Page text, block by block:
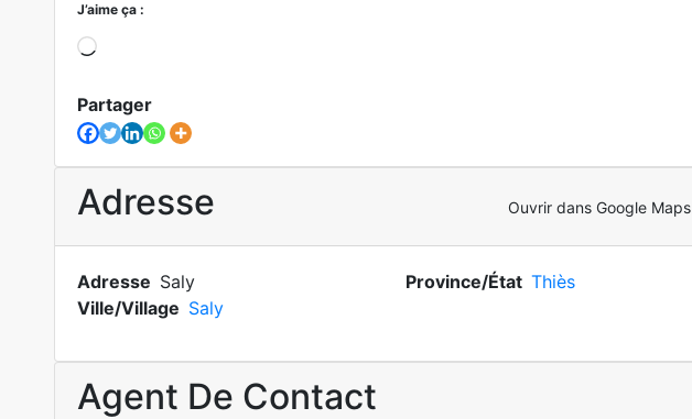
J’aime ça :
Chargement…
Partager
Adresse Ouvrir dans Google Maps
Adresse Saly Province/État Thiès
Ville/Village Saly
Agent De Contact